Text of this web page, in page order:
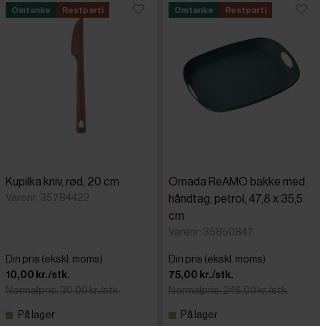
Tilføjet for nylig
Isenkram
Omtanke Restparti
Kupilka kniv, rød, 20 cm
Varenr: 35784422
Din pris (ekskl. moms)
10,00 kr./stk.
Normalpris: 30,00 kr./stk.
På lager
Omtanke Restparti
Omada ReAMO bakke med
håndtag, petrol, 47,8 x 35,5
cm
Varenr: 35850847
Din pris (ekskl. moms)
75,00 kr./stk.
Normalpris: 246,00 kr./stk.
På lager